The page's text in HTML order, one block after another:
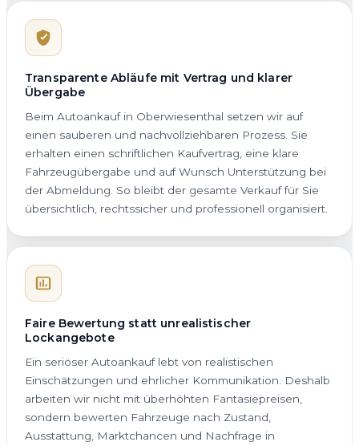
Transparente Abläufe mit Vertrag und klarer
Übergabe
Beim Autoankauf in Oberwiesenthal setzen wir auf
einen sauberen und nachvollziehbaren Prozess. Sie
erhalten einen schriftlichen Kaufvertrag, eine klare
Fahrzeugübergabe und auf Wunsch Unterstützung bei
der Abmeldung. So bleibt der gesamte Verkauf für Sie
übersichtlich, rechtssicher und professionell organisiert.
Faire Bewertung statt unrealistischer
Lockangebote
Ein seriöser Autoankauf lebt von realistischen
Einschätzungen und ehrlicher Kommunikation. Deshalb
arbeiten wir nicht mit überhöhten Fantasiepreisen,
sondern bewerten Fahrzeuge nach Zustand,
Ausstattung, Marktchancen und Nachfrage in